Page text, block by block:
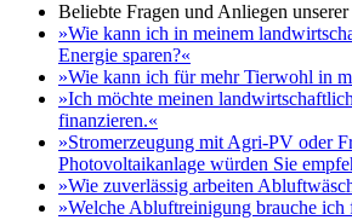
Beliebte Fragen und Anliegen
»Wie kann ich in meinem
Energie sparen?«
»Wie kann ich für mehr Tierwohl in
»Ich möchte meinen
finanzieren.«
»Stromerzeugung mit Agri-PV oder
Photovoltaikanlage würden Sie
»Wie zuverlässig arbeiten
»Welche Abluftreinigung brauche ich